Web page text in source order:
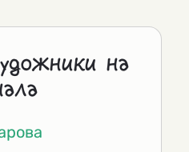
на